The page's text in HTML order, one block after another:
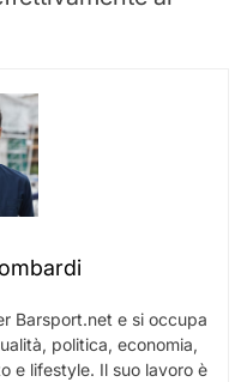
Barsport.net e si occupa
politica, economia,
e lifestyle. Il suo lavoro è